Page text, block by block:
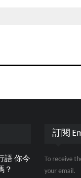
語 你今
？
訂閱
To receive
your email.